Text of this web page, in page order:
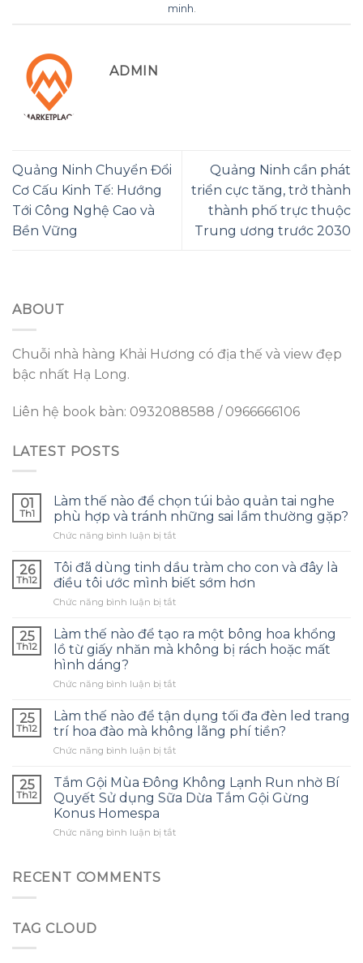
minh.
ADMIN
Quảng Ninh Chuyển Đổi
Cơ Cấu Kinh Tế: Hướng
Tới Công Nghệ Cao và
Bền Vững
Quảng Ninh cần phát
triển cực tăng, trở thành
thành phố trực thuộc
Trung ương trước 2030
ABOUT
Chuỗi nhà hàng Khải Hương có địa thế và view đẹp
bậc nhất Hạ Long.
Liên hệ book bàn: 0932088588 / 0966666106
LATEST POSTS
01
Th1
Làm thế nào để chọn túi bảo quản tai nghe
phù hợp và tránh những sai lầm thường gặp?
Chức năng bình luận bị tắtở
thế
nào
để
chọn
bảo
quản
phù
và
tránh
những
sai
thường
gặp?
26
Th12
Tôi đã dùng tinh dầu tràm cho con và đây là
điều tôi ước mình biết sớm hơn
Chức năng bình luận bị tắtở
đã
dùng
tinh
tràm
con
đây
là
tôi
ước
sớm
25
Th12
Làm thế nào để tạo ra một bông hoa khổng
lồ từ giấy nhăn mà không bị rách hoặc mất
hình dáng?
Chức năng bình luận bị tắtở
thế
để
tạo
một
bông
lồ
25
Th12
Làm thế nào để tận dụng tối đa đèn led trang
trí hoa đào mà không lãng phí tiền?
Chức năng bình luận bị tắtở
thế
nào
để
dụng
25
Th12
Tắm Gội Mùa Đông Không Lạnh Run nhờ Bí
Quyết Sử dụng Sữa Dừa Tắm Gội Gừng
Konus Homespa
Chức năng bình luận bị tắtở
RECENT COMMENTS
TAG CLOUD